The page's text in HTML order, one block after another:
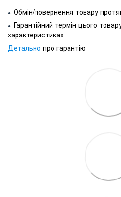
● Обмін/повернення товару
● Гарантійний термін цього
характеристиках
Детально про гарантію